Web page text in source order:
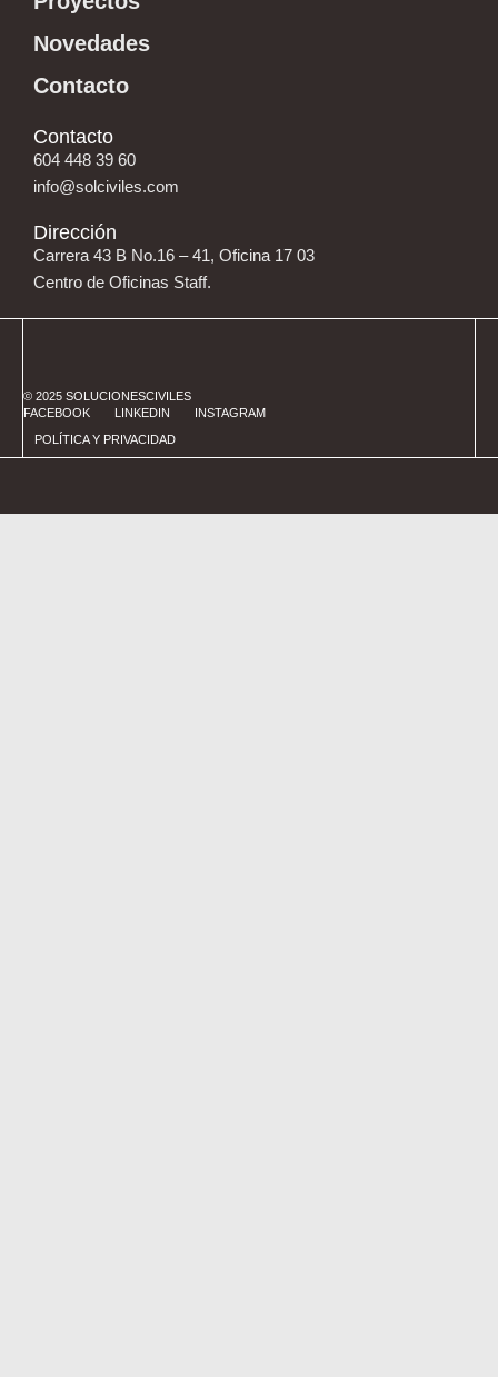
Novedades
Contacto
Contacto
604 448 39 60
info@solciviles.com
Dirección
Carrera 43 B No.16 – 41, Oficina 17 03
Centro de Oficinas Staff.
© 2025 SOLUCIONESCIVILES
FACEBOOK
LINKEDIN
INSTAGRAM
POLÍTICA Y PRIVACIDAD